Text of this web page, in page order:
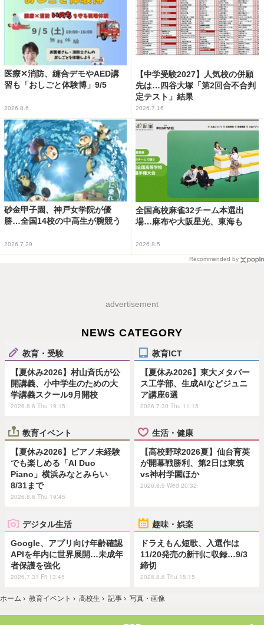
医療✕消防、縫合デモやAED講
習も「おしごと体験博」9/5
2026.8.6
【中学受験2027】人気校の併願
先は…四谷大塚「第2回合不合判
定テスト」結果
2026.7.16
砂金甲子園、神戸女学院が優
勝…全国14校の中高生が腕競う
2026.7.29
全国高校麻雀32チーム本選出
場…麻布や大阪星光、東海も
2026.8.5
Recommended by
advertisement
NEWS CATEGORY
教育・受験
【夏休み2026】村山斉氏が公
開講義、小中学生のための大
学講義スクール9月開校
2026.8.6 Thu 19:15
教育ICT
【夏休み2026】東大メタバー
ス工学部、生成AIなどジュニ
ア講座6選
2026.7.30 Thu 11:15
教育イベント
【夏休み2026】ピアノ未経験
でも楽しめる「AI Duo
Piano」横浜みなとみらい
8/31まで
2026.8.6 Thu 19:45
生活・健康
【高校野球2026夏】仙台育英
が開幕戦勝利、第2日は東筑
vs神村学園ほか
2026.8.5 Wed 20:32
デジタル生活
Google、アプリ向け年齢確認
APIを年内に世界展開…未成年
者保護を強化
2026.7.31 Fri 13:45
趣味・娯楽
ドラえもん短歌、入選作は
11/20発売の新刊に収録…9/3
締切
2026.8.6 Thu 15:15
ホーム › 教育イベント › 高校生 › 記事 › 写真・画像